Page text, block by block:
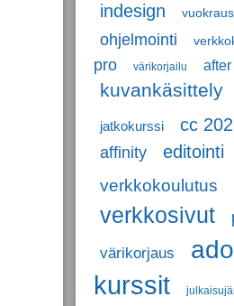
indesign vuokraus
ohjelmointi
pro
värikorjailu
kuvankäsittely
jatkokurssi cc
affinity editointi
verkkokoulutus
verkkosivut
värikorjaus
kurssit